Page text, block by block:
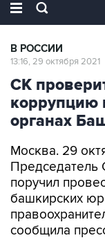
В РОССИИ
13:16, 29 октября 2021
СК
коррупцию
органах
Москва. 29
Председатель
поручил
башкирских
сообщила